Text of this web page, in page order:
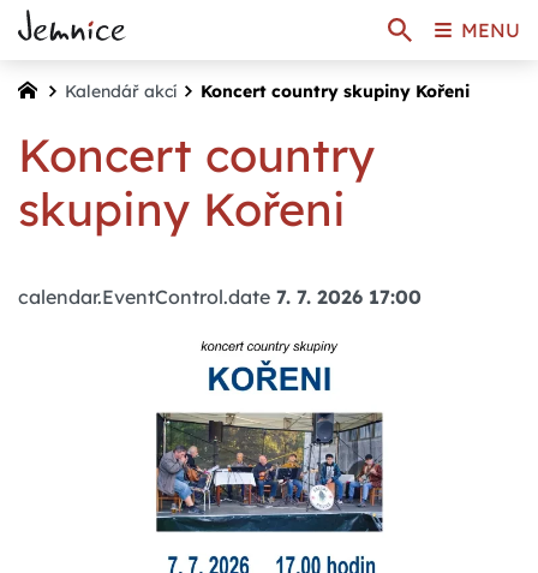
Kalendář akcí Koncert country skupiny Kořeni
Koncert country
skupiny Kořeni
calendar.EventControl.date 7. 7. 2026 17:00
MENU